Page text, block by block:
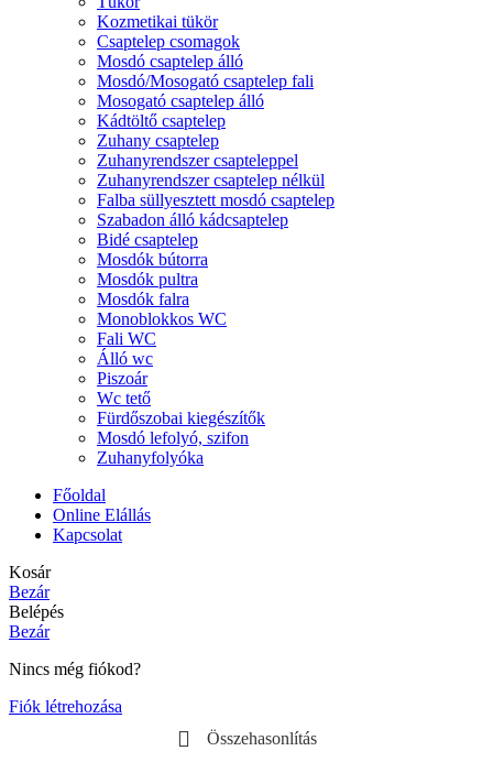
Kozmetikai tükör
Csaptelep csomagok
Mosdó csaptelep álló
Mosdó/Mosogató csaptelep fali
Mosogató csaptelep álló
Kádtöltő csaptelep
Zuhany csaptelep
Zuhanyrendszer csapteleppel
Zuhanyrendszer csaptelep nélkül
Falba süllyesztett mosdó csaptelep
Szabadon álló kádcsaptelep
Bidé csaptelep
Mosdók bútorra
Mosdók pultra
Mosdók falra
Monoblokkos WC
Fali WC
Álló wc
Piszoár
Wc tető
Fürdőszobai kiegészítők
Mosdó lefolyó, szifon
Zuhanyfolyóka
Főoldal
Online Elállás
Kapcsolat
Kosár
Bezár
Belépés
Bezár
Nincs még fiókod?
Fiók létrehozása
Összehasonlítás